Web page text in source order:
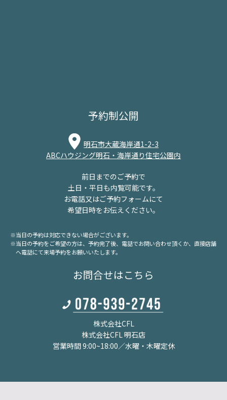
予約制公開
明石市大蔵海岸通1-2-3
ABCハウジング明石・海岸通り住宅公園内
前日までのご予約で
土日・平日も内覧可能です。
お電話又はご予約フォームにて
希望日時をお伝えください。
※当日の予約は対応できない場合がございます。
※当日の予約をご希望の方は、予約完了後、電話でお問い合わせ頂くか、 直接店舗
へ電話にて来場予約をお願いいたします。
お問合せはこちら
株式会社CFL
株式会社CFL 明石店
営業時間 9:00~18:00／水曜・木曜定休